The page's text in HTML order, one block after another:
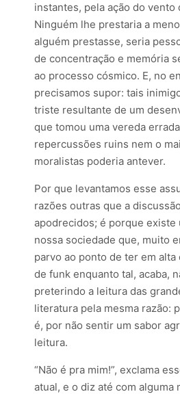
instantes, pela ação do vento
Ninguém lhe prestaria a
alguém prestasse, seria
de concentração e memória
ao processo cósmico. E, no
precisamos supor: tais
triste resultante de um
que tomou uma vereda
repercussões ruins nem o
moralistas poderia antever.
Por que levantamos esse
razões outras que a
apodrecidos; é porque existe
nossa sociedade que, muito
parvo ao ponto de ter em
de funk enquanto tal, acaba,
preterindo a leitura das
literatura pela mesma razão:
é, por não sentir um sabor
leitura.
“Não é pra mim!”, exclama
atual, e o diz até com alguma